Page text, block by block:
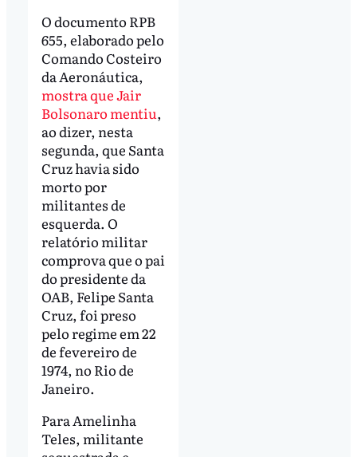
O documento RPB
655, elaborado pelo
Comando Costeiro
da Aeronáutica,
mostra que Jair
Bolsonaro mentiu,
ao dizer, nesta
segunda, que Santa
Cruz havia sido
morto por
militantes de
esquerda. O
relatório militar
comprova que o pai
do presidente da
OAB, Felipe Santa
Cruz, foi preso
pelo regime em 22
de fevereiro de
1974, no Rio de
Janeiro.
Para Amelinha
Teles, militante